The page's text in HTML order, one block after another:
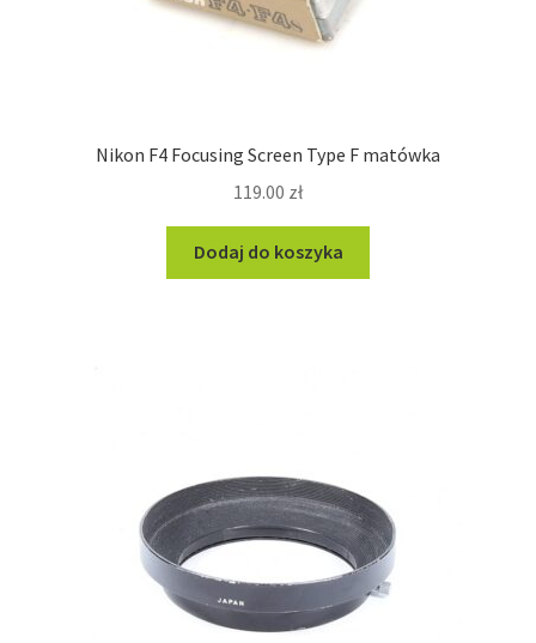
Nikon F4 Focusing Screen Type F matówka
119.00 zł
Dodaj do koszyka